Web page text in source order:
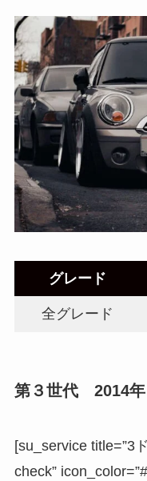
グレード
全グレード
第３世代 2014年
[su_service title=”3
check”